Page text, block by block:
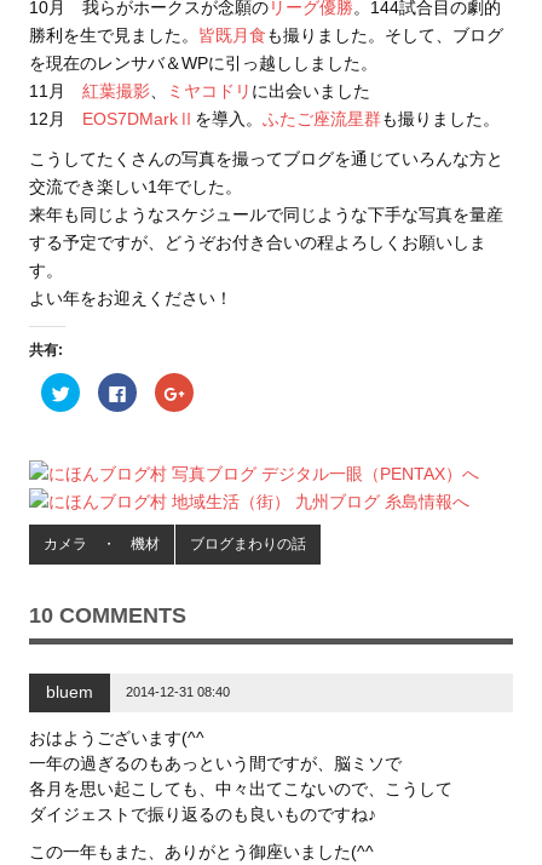
10月 我らがホークスが念願のリーグ優勝。144試合目の劇的
勝利を生で見ました。 皆既月食も撮りました。そして、ブログ
を現在のレンサバ＆WPに引っ越ししました。
11月 紅葉撮影 ミヤコドリ に出会いました
12月 EOS7DMarkⅡ を導入。 ふたご座流星群も撮りました。
こうしてたくさんの写真を撮ってブログを通じていろんな方と
交流でき楽しい1年でした。
来年も同じようなスケジュールで同じような下手な写真を量産
する予定ですが、どうぞお付き合いの程よろしくお願いしま
す。
よい年をお迎えください！
共有:
ク
リ
T
i
t
e
r
有
(
新
し
ウ
ィ
ン
ウ
で
開
き
ま
す
)
F
a
o
で
有
す
る
ク
リ
ッ
ク
く
い
新
し
い
ウ
ィ
ド
ク
リ
て
G
o
o
e
+
(
新
し
ィ
ウ
で
開
き
ま
す
)
カメラ ・ 機材 ブログまわりの話
10 COMMENTS
bluem 2014-12-31 08:40
おはようございます(^^
一年の過ぎるのもあっという間ですが、脳ミソで
各月を思い起こしても、中々出てこないので、こうして
ダイジェストで振り返るのも良いものですね♪
この一年もまた、ありがとう御座いました(^^